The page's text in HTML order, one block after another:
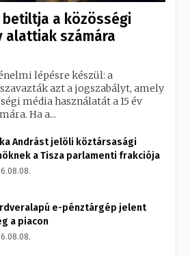
betiltja a közösségi
alattiak számára
lépésre készül: a
azt a jogszabályt, amely
média használatát a 15 év
Ha a...
Andrást jelöli köztársasági
a Tisza parlamenti frakciója
e-pénztárgép jelent
a piacon